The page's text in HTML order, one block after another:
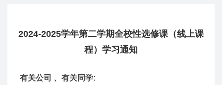
2024-2025学年第二学期全校性选修课（线上课
程）学习通知
有关公司 、有关同学: